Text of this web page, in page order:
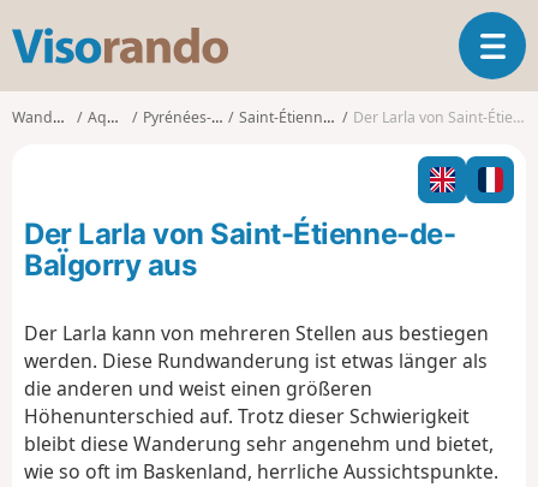
s
o
o
T
o
g
l
n
Wanderungen Aquitanien Pyrénées-Atlantiques Saint-Étienne-de-Baïgorry Der Larla von Saint-Étienne-de-BaÏgorry aus
Der Larla von Saint-Étienne-de-
BaÏgorry aus
Der Larla kann von mehreren Stellen aus bestiegen
werden. Diese Rundwanderung ist etwas länger als
die anderen und weist einen größeren
Höhenunterschied auf. Trotz dieser Schwierigkeit
bleibt diese Wanderung sehr angenehm und bietet,
wie so oft im Baskenland, herrliche Aussichtspunkte.